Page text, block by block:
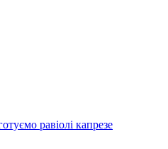
равіолі капрезе